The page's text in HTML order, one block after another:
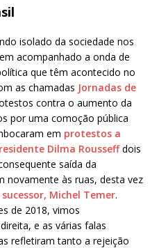
isolado da sociedade nos
acompanhado a onda de
que têm acontecido no
as chamadas Jornadas de
contra o aumento da
por uma comoção pública
em protestos a
Dilma Rousseffdois
saída da
novamente às ruas, desta vez
Michel Temer.
de 2018, vimos
e as várias falas
refletiram tanto a rejeição